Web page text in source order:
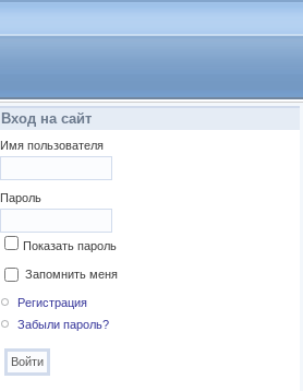
Вход на сайт
Имя пользователя
Пароль
Показать пароль
Запомнить меня
Регистрация
Забыли пароль?